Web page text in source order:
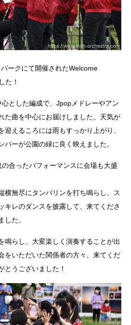
ークにて開催されたWelcome
た！
とした編成で、Jpopメドレーやアン
た曲を中心にお届けしました。天気が
迎えるころには雨もすっかり上がり、
パーが公園の緑に良く映えました。
合ったパフォーマンスに会場も大盛
横無尽にタンバリンを打ち鳴らし、ス
キレのダンスを披露して、来てくださ
した。
鳴らし、大変楽しく演奏することが出
をいただいた関係者の方々、来てくだ
とうございました！